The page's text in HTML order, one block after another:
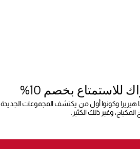
بخصم 10%
هيريرا وكونوا أول من يكتشف المجموعات
وغير ذلك الكثير.